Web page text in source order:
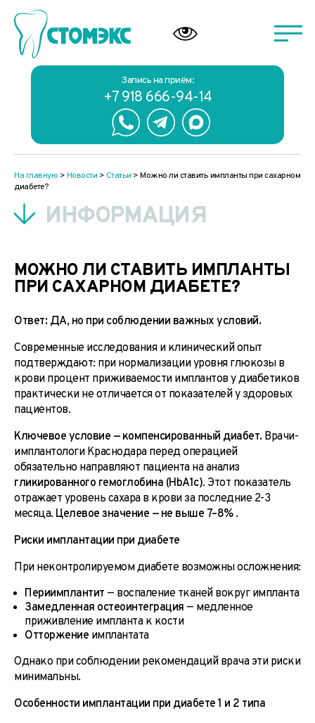
Запись на приём:
+7 918 666-94-14
На главную >Новости > Статьи >Можно ли ставить импланты при сахарном
диабете?
ИНФОРМАЦИЯ
МОЖНО ЛИ СТАВИТЬ ИМПЛАНТЫ
ПРИ САХАРНОМ ДИАБЕТЕ?
Ответ: ДА, но при соблюдении важных условий.
Современные исследования и клинический опыт
подтверждают: при нормализации уровня глюкозы в
крови процент приживаемости имплантов у диабетиков
практически не отличается от показателей у здоровых
пациентов.
Ключевое условие — компенсированный диабет.Врачи-
имплантологи Краснодара перед операцией
обязательно направляют пациента на анализ
гликированного гемоглобина (HbA1c). Этот показатель
отражает уровень сахара в крови за последние 2-3
месяца. Целевое значение — не выше 7–8%.
Риски имплантации при диабете
При неконтролируемом диабете возможны осложнения:
Периимплантит — воспаление тканей вокруг импланта
Замедленная остеоинтеграция — медленное
приживление импланта к кости
Отторжение имплантата
Однако при соблюдении рекомендаций врача эти риски
минимальны.
Особенности имплантации при диабете 1 и 2 типа